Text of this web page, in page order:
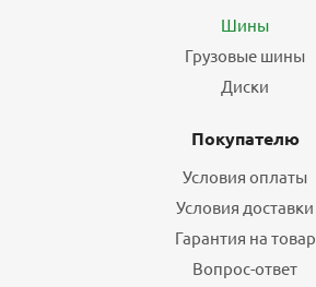
Шины
Грузовые шины
Диски
Покупателю
Условия оплаты
Условия доставки
Гарантия на товар
Вопрос-ответ